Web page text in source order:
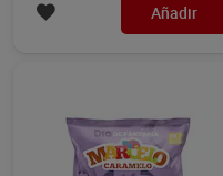
Añadir